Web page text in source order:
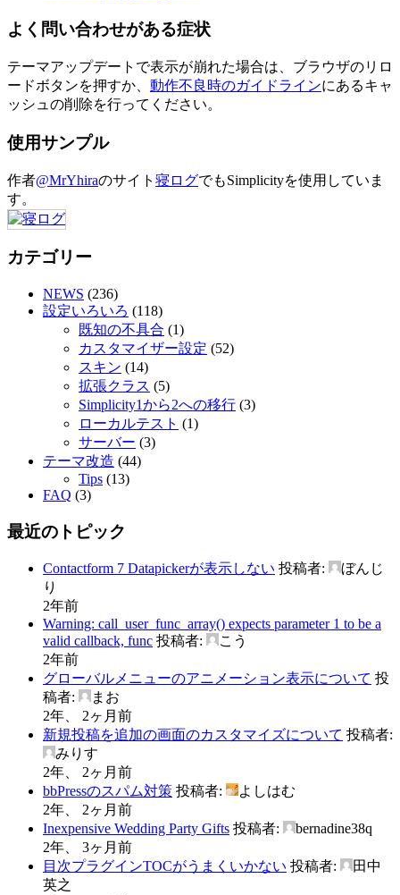
よく問い合わせがある症状
テーマアップデートで表示が崩れた場合は、ブラウザのリロ
ードボタンを押すか、 動作不良時のガイドラインにあるキャ
ッシュの削除を行ってください。
使用サンプル
作者@MrYhiraのサイト 寝ログでもSimplicityを使用していま
す。
カテゴリー
NEWS (236)
設定いろいろ (118)
既知の不具合 (1)
カスタマイザー設定 (52)
スキン (14)
拡張クラス (5)
Simplicity1から2への移行 (3)
ローカルテスト (1)
サーバー (3)
テーマ改造 (44)
Tips (13)
FAQ (3)
最近のトピック
Contactform 7 Datapickerが表示しない 投稿者:
ぼんじ
り
2年前
Warning: call_user_func_array() expects parameter 1 to be a
valid callback, func 投稿者:
こう
2年前
グローバルメニューのアニメーション表示について 投
稿者:
まお
2年、 2ヶ月前
新規投稿を追加の画面のカスタマイズについて 投稿者:
みりす
2年、 2ヶ月前
bbPressのスパム対策 投稿者:
よしはむ
2年、 2ヶ月前
Inexpensive Wedding Party Gifts 投稿者:
bernadine38q
2年、 3ヶ月前
目次プラグインTOCがうまくいかない 投稿者:
田中
英之